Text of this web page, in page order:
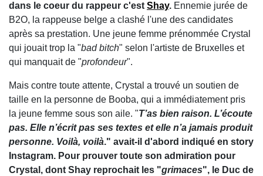
dans le coeur du rappeur c'est Shay. Ennemie jurée de
B2O, la rappeuse belge a clashé l'une des candidates
après sa prestation. Une jeune femme prénommée Crystal
qui jouait trop la "bad bitch" selon l'artiste de Bruxelles et
qui manquait de "profondeur".
Mais contre toute attente, Crystal a trouvé un soutien de
taille en la personne de Booba, qui a immédiatement pris
la jeune femme sous son aile. "T’as bien raison. L’écoute
pas. Elle n’écrit pas ses textes et elle n’a jamais produit
personne. Voilà, voilà." avait-il d'abord indiqué en story
Instagram. Pour prouver toute son admiration pour
Crystal, dont Shay reprochait les "grimaces", le Duc de